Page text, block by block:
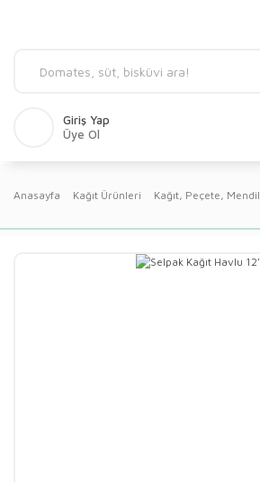
Giriş Yap
Üye Ol
Anasayfa Kağıt Ürünleri Kağıt, Peçete, Mendil